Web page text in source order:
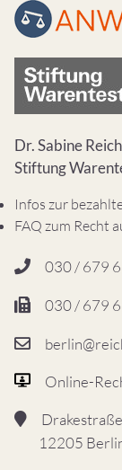
Dr. Sabine
Stiftung
Infos zur
FAQ zum Recht
030 / 679
030 / 679
Online-
12205